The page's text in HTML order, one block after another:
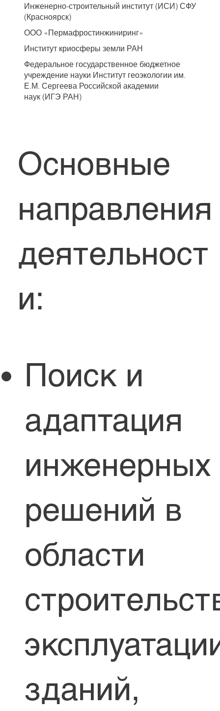
Основные
направления
деятельност
и:
Поиск и
адаптация
инженерных
решений в
области
зданий,
Инженерно-строительный институт (ИСИ) СФУ
(Красноярск)
ООО «Пермафростинжиниринг»
Институт криосферы земли РАН
Федеральное государственное бюджетное
учреждение науки Институт геоэкологии им.
Е.М. Сергеева Российской академии
наук (ИГЭ РАН)